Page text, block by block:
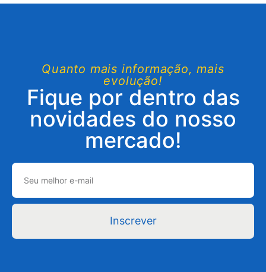
Quanto mais informação, mais
evolução!
Fique por dentro das
novidades do nosso
mercado!
Inscrever